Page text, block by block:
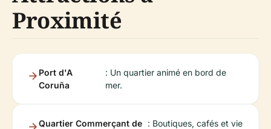
Proximité
Port d'A
Coruña
: Un quartier animé en bord de
mer.
Quartier Commerçant de : Boutiques, cafés et vie